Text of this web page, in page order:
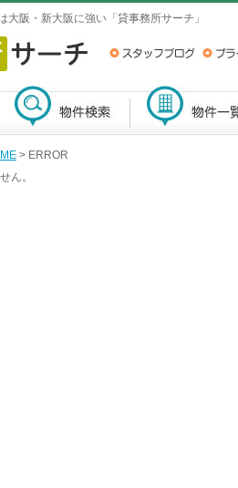
大阪・新大阪に強い「貸事務所サーチ」
> ERROR
ん。